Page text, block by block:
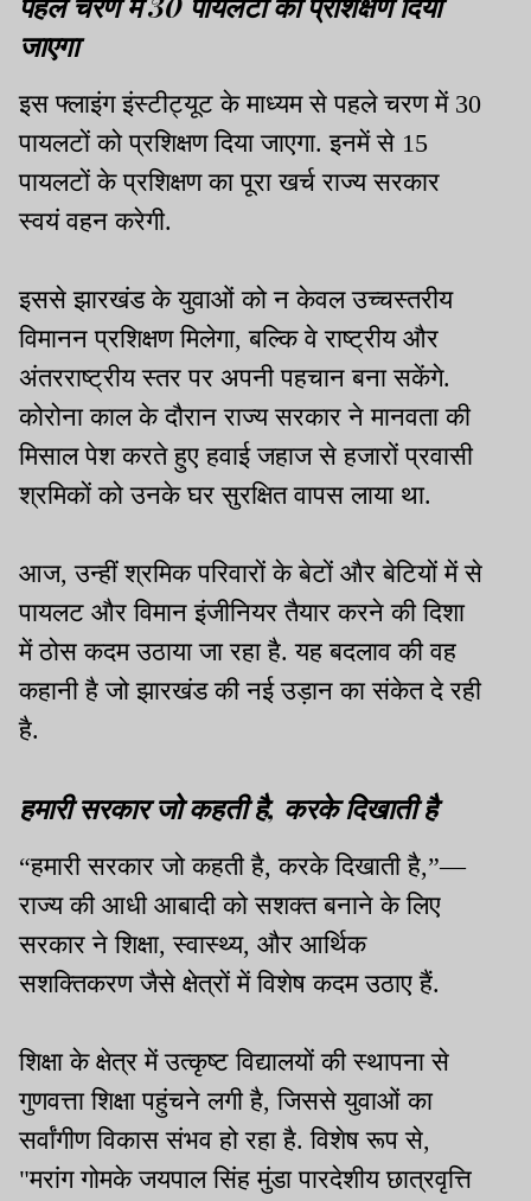
जाएगा
इस फ्लाइंग इंस्टीट्यूट के माध्यम से पहले चरण में 30
पायलटों को प्रशिक्षण दिया जाएगा. इनमें से 15
पायलटों के प्रशिक्षण का पूरा खर्च राज्य सरकार
स्वयं वहन करेगी.
इससे झारखंड के युवाओं को न केवल उच्चस्तरीय
विमानन प्रशिक्षण मिलेगा, बल्कि वे राष्ट्रीय और
अंतरराष्ट्रीय स्तर पर अपनी पहचान बना सकेंगे.
कोरोना काल के दौरान राज्य सरकार ने मानवता की
मिसाल पेश करते हुए हवाई जहाज से हजारों प्रवासी
श्रमिकों को उनके घर सुरक्षित वापस लाया था.
आज, उन्हीं श्रमिक परिवारों के बेटों और बेटियों में से
पायलट और विमान इंजीनियर तैयार करने की दिशा
में ठोस कदम उठाया जा रहा है. यह बदलाव की वह
कहानी है जो झारखंड की नई उड़ान का संकेत दे रही
है.
हमारी सरकार जो कहती है, करके दिखाती है
“हमारी सरकार जो कहती है, करके दिखाती है,”—
राज्य की आधी आबादी को सशक्त बनाने के लिए
सरकार ने शिक्षा, स्वास्थ्य, और आर्थिक
सशक्तिकरण जैसे क्षेत्रों में विशेष कदम उठाए हैं.
शिक्षा के क्षेत्र में उत्कृष्ट विद्यालयों की स्थापना से
गुणवत्ता शिक्षा पहुंचने लगी है, जिससे युवाओं का
सर्वांगीण विकास संभव हो रहा है. विशेष रूप से,
"मरांग गोमके जयपाल सिंह मुंडा पारदेशीय छात्रवृत्ति